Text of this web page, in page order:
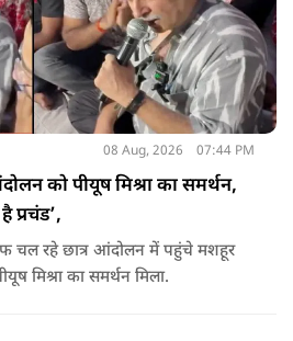
08 Aug, 2026 07:44 PM
को पीयूष मिश्रा का समर्थन,
प्रचंड’,
चल रहे छात्र आंदोलन में पहुंचे मशहूर
मिश्रा का समर्थन मिला.